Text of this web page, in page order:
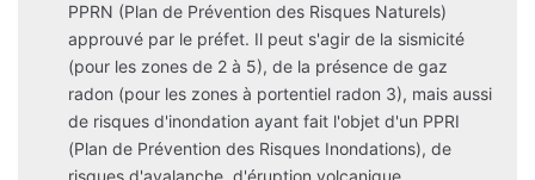
PPRN (Plan de Prévention des Risques Naturels)
approuvé par le préfet. Il peut s'agir de la sismicité
(pour les zones de 2 à 5), de la présence de gaz
radon (pour les zones à portentiel radon 3), mais aussi
de risques d'inondation ayant fait l'objet d'un PPRI
(Plan de Prévention des Risques Inondations), de
risques d'avalanche, d'éruption volcanique...